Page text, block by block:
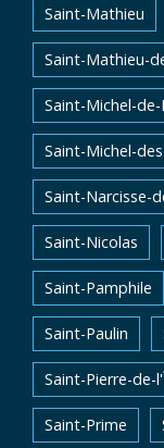
Saint-Mathieu
Saint-Mathieu-
Saint-Michel-de-
Saint-Michel-
Saint-Narcisse-
Saint-Nicolas
Saint-Pamphile
Saint-Paulin
Saint-Pierre-de-
Saint-Prime